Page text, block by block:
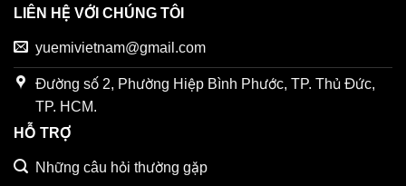
LIÊN HỆ VỚI CHÚNG TÔI
yuemivietnam@gmail.com
Đường số 2, Phường Hiệp Bình Phước, TP. Thủ Đức,
TP. HCM.
HỖ TRỢ
Những câu hỏi thường gặp